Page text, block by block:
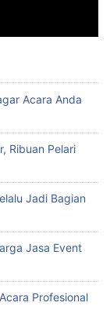
Acara Anda
Ribuan Pelari
Jadi Bagian
Jasa Event
Profesional